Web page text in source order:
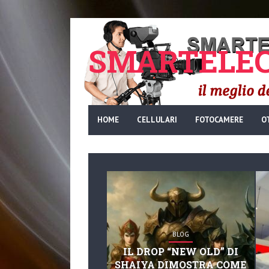
HOME CELLULARI FOTOCAMERE
BLOG
IL DROP “NEW OLD” DI
SHAIYA DIMOSTRA COME